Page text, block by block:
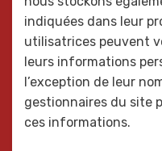
indiquées dans leur
utilisatrices peuvent
leurs informations
l’exception de leur
gestionnaires du site
ces informations.